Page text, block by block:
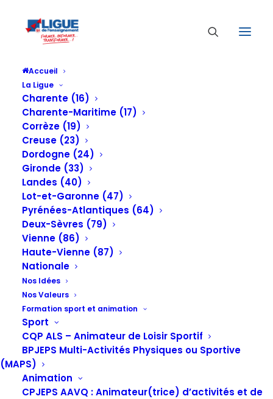
Accueil
La Ligue
Charente (16)
Charente-Maritime (17)
Corrèze (19)
Creuse (23)
Dordogne (24)
Gironde (33)
Landes (40)
Lot-et-Garonne (47)
Pyrénées-Atlantiques (64)
Deux-Sèvres (79)
Vienne (86)
Haute-Vienne (87)
Nationale
Nos Idées
Nos Valeurs
Formation sport et animation
Sport
CQP ALS – Animateur de Loisir Sportif
BPJEPS Multi-Activités Physiques ou Sportive
(MAPS)
Animation
CPJEPS AAVQ : Animateur(trice) d’activités et de
LENA